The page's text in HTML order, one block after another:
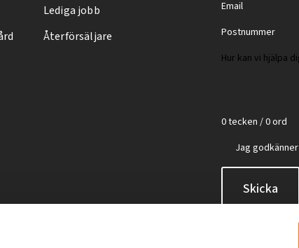
Lediga jobb
Återförsäljare
0 tecken / 0 ord
Jag godkänner
Skicka